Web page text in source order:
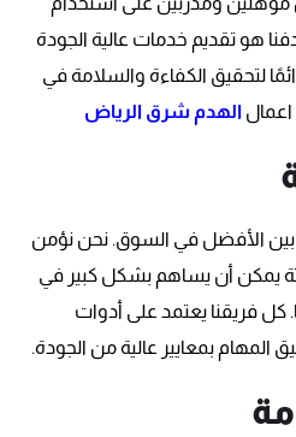
هو تقديم خدمات عالية الجودة
لتحقيق الكفاءة والسلامة في
الهدم شرق الرياض
الأفضل في السوق. نحن نؤمن
يمكن أن يساهم بشكل كبير في
كل فريقنا يعتمد على أدوات
بمعايير عالية من الجودة.